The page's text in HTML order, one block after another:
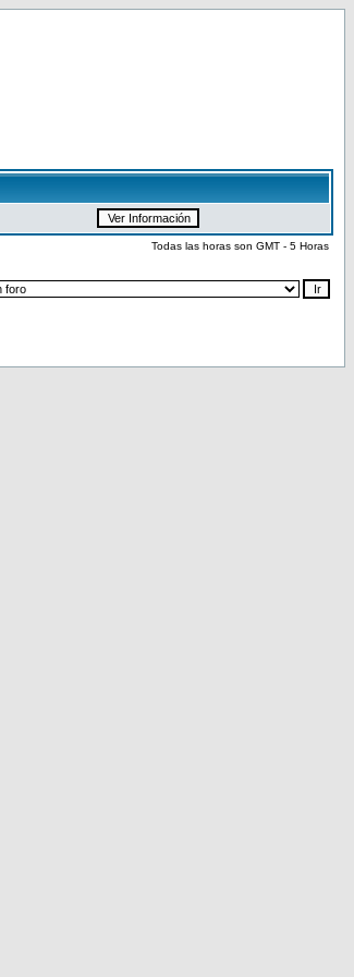
Todas las horas son GMT - 5 Horas